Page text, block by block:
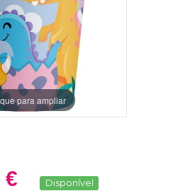
para ampliar
€ Disponível